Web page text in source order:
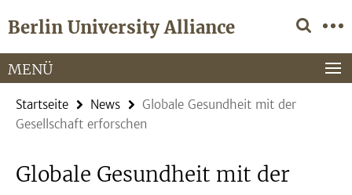
direkt
Inhalt
Berlin University Alliance
Service-
Navigation
MENÜ
Startseite News
Globale Gesundheit mit der
Gesellschaft erforschen
Globale Gesundheit mit der